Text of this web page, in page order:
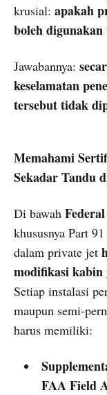
krusial: apakah
boleh digunakan
Jawabannya:
keselamatan
tersebut tidak
Memahami
Sekadar Tandu
Di bawah
khususnya Part
dalam private jet
modifikasi kabin
Setiap instalasi
maupun semi-
harus memiliki:
FAA Field